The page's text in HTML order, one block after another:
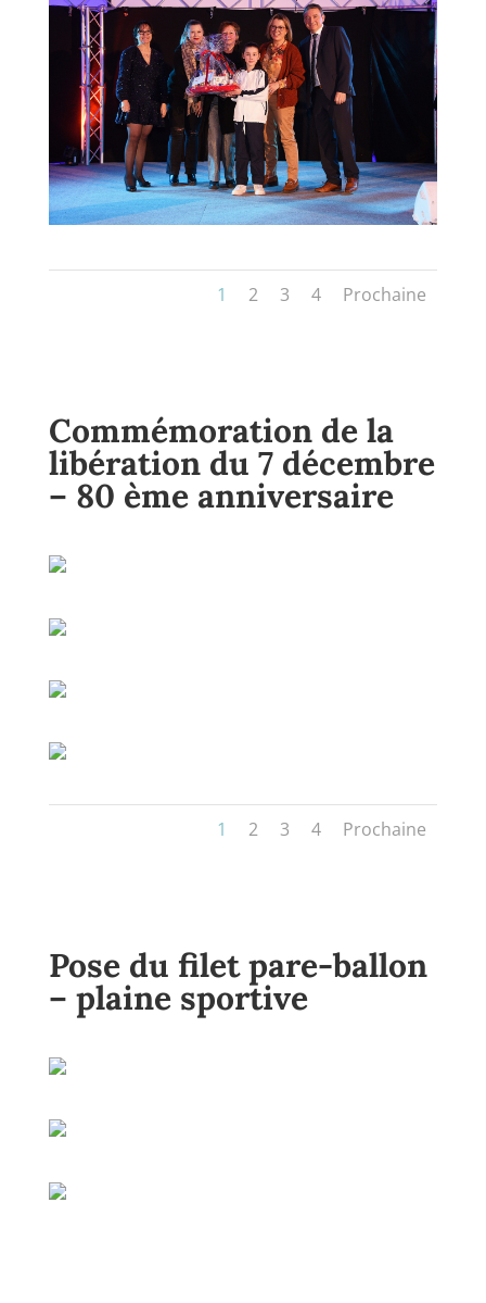
1 2 3 4 Prochaine
Commémoration de la
libération du 7 décembre
– 80 ème anniversaire
1 2 3 4 Prochaine
Pose du filet pare-ballon
– plaine sportive